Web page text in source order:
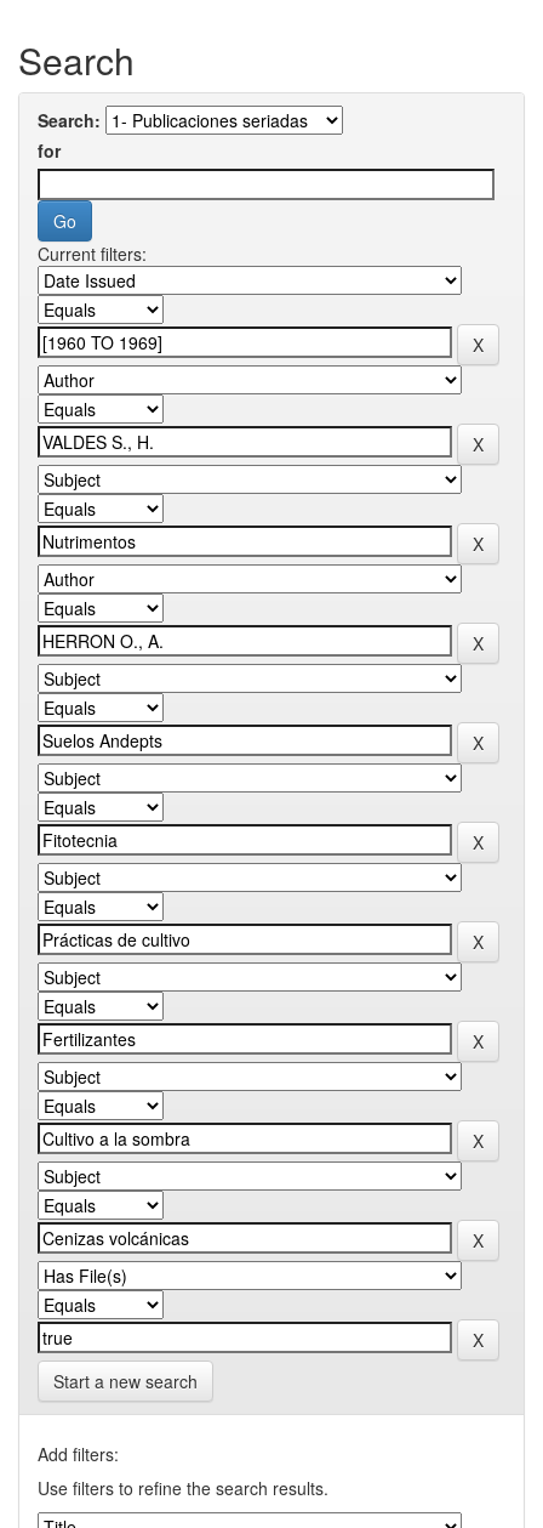
Search
Search:
for
Current filters:
Start a new search
Add filters:
Use filters to refine the search results.